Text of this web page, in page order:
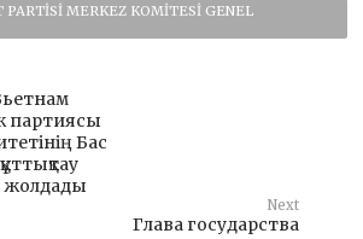
PARTISI MERKEZ KOMITESI GENEL
партиясы
Бас
жолдады
Next
Глава государства